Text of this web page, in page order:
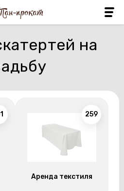
на
259
Аренда текстиля